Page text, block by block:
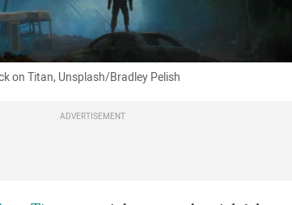
on Titan, Unsplash/Bradley Pelish
ADVERTISEMENT